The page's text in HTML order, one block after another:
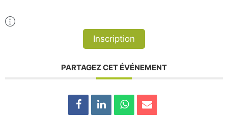
Inscription
PARTAGEZ CET ÉVÉNEMENT